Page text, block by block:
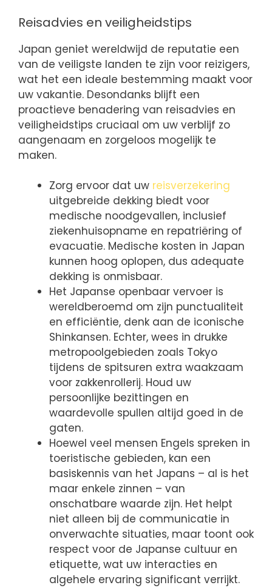
Reisadvies en veiligheidstips
Japan geniet wereldwijd de reputatie een
van de veiligste landen te zijn voor reizigers,
wat het een ideale bestemming maakt voor
uw vakantie. Desondanks blijft een
proactieve benadering van reisadvies en
veiligheidstips cruciaal om uw verblijf zo
aangenaam en zorgeloos mogelijk te
maken.
Zorg ervoor dat uw reisverzekering
uitgebreide dekking biedt voor
medische noodgevallen, inclusief
ziekenhuisopname en repatriëring of
evacuatie. Medische kosten in Japan
kunnen hoog oplopen, dus adequate
dekking is onmisbaar.
Het Japanse openbaar vervoer is
wereldberoemd om zijn punctualiteit
en efficiëntie, denk aan de iconische
Shinkansen. Echter, wees in drukke
metropoolgebieden zoals Tokyo
tijdens de spitsuren extra waakzaam
voor zakkenrollerij. Houd uw
persoonlijke bezittingen en
waardevolle spullen altijd goed in de
gaten.
Hoewel veel mensen Engels spreken in
toeristische gebieden, kan een
basiskennis van het Japans – al is het
maar enkele zinnen – van
onschatbare waarde zijn. Het helpt
niet alleen bij de communicatie in
onverwachte situaties, maar toont ook
respect voor de Japanse cultuur en
etiquette, wat uw interacties en
algehele ervaring significant verrijkt.